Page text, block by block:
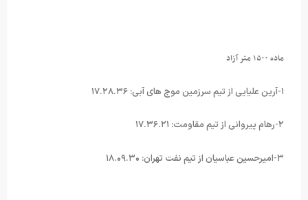
ماده ۱۵۰۰ متر آزاد
۲-رهام پیروانی از تیم مقاومت: ۱۷.۳۶.۲۱
۳-امیرحسین عباسیان از تیم نفت تهران: ۱۸.۰۹.۳۰